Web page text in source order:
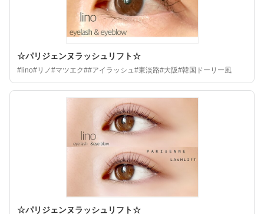
☆パリジェンヌラッシュリフト☆
#lino#リノ#マツエク##アイラッシュ#東淡路#大阪#韓国ドーリー風
☆パリジェンヌラッシュリフト☆